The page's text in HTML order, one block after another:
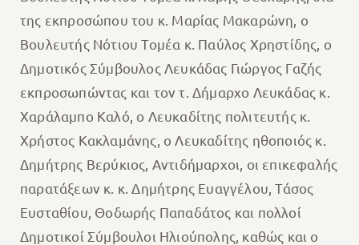
της εκπροσώπου του κ. Μαρίας Μακαρώνη, ο
Βουλευτής Νότιου Τομέα κ. Παύλος Χρηστίδης, ο
Δημοτικός Σύμβουλος Λευκάδας Γιώργος Γαζής
εκπροσωπώντας και τον τ. Δήμαρχο Λευκάδας κ.
Χαράλαμπο Καλό, ο Λευκαδίτης πολιτευτής κ.
Χρήστος Κακλαμάνης, ο Λευκαδίτης ηθοποιός κ.
Δημήτρης Βερύκιος, Αντιδήμαρχοι, οι επικεφαλής
παρατάξεων κ. κ. Δημήτρης Ευαγγέλου, Τάσος
Ευσταθίου, Θοδωρής Παπαδάτος και πολλοί
Δημοτικοί Σύμβουλοι Ηλιούπολης, καθώς και ο